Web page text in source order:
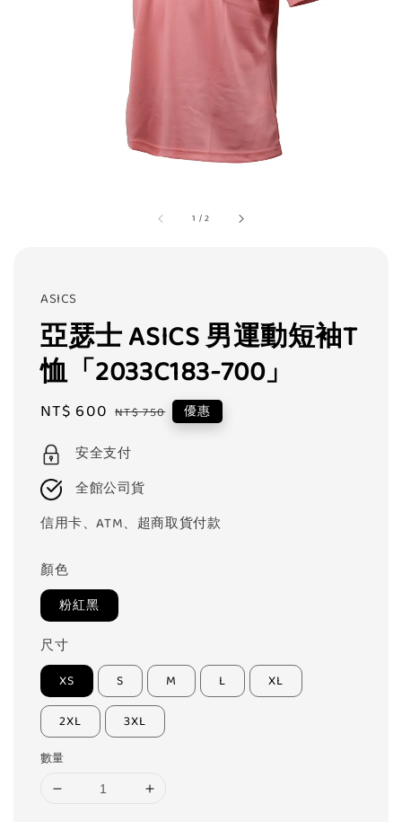
1 /2
ASICS
亞瑟士 ASICS 男運動短袖T
恤「2033C183-700」
Sale
NT$ 600 Regular
NT$ 750 優惠
安全支付
全館公司貨
信用卡、ATM、超商取貨付款
顏色
粉紅黑
尺寸
XS S M L XL
2XL 3XL
數量